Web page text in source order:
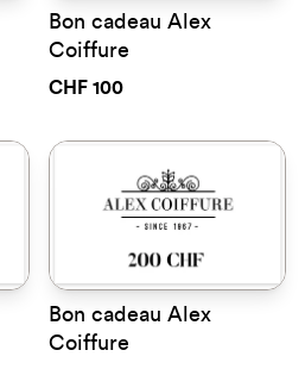
Bon cadeau Alex
Coiffure
CHF 100
Bon cadeau Alex
Coiffure